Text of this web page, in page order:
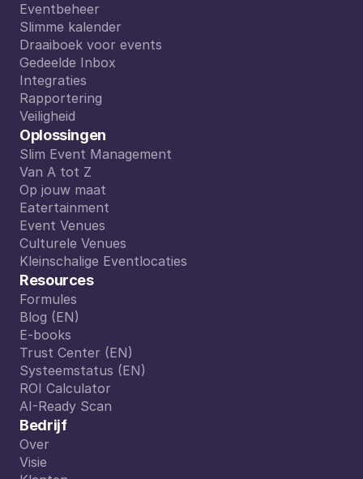
Digitale Collega
Eventbeheer
Eventbeheer
Slimme kalender
Slimme kalender
Draaiboek voor events
Draaiboek voor events
Gedeelde Inbox
Gedeelde Inbox
Integraties
Integraties
Rapportering
Rapportering
Veiligheid
Veiligheid
Oplossingen
Slim Event Management
Slim Event Management
Van A tot Z
Van A tot Z
Op jouw maat
Op jouw maat
Eatertainment
Eatertainment
Event Venues
Event Venues
Culturele Venues
Culturele Venues
Kleinschalige Eventlocaties
Kleinschalige Eventlocaties
Resources
Formules
Formules
Blog (EN)
Blog (EN)
E-books
E-books
Trust Center (EN)
Trust Center (EN)
Systeemstatus (EN)
Systeemstatus (EN)
ROI Calculator
ROI Calculator
AI-Ready Scan
AI-Ready Scan
Bedrijf
Over
Over
Visie